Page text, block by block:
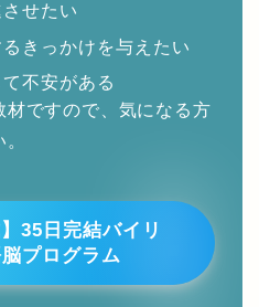
せたい
きっかけを与えたい
不安がある
材ですので、気になる方
35日完結バイリ
プログラム